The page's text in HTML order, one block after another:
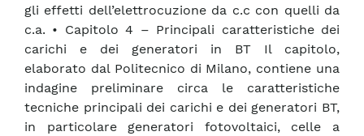
gli effetti dell’elettrocuzione da c.c con quelli da
c.a. • Capitolo 4 – Principali caratteristiche dei
carichi e dei generatori in BT Il capitolo,
elaborato dal Politecnico di Milano, contiene una
indagine preliminare circa le caratteristiche
tecniche principali dei carichi e dei generatori BT,
in particolare generatori fotovoltaici, celle a